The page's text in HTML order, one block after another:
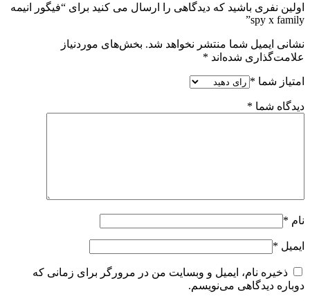
اولین نفری باشید که دیدگاهی را ارسال می کنید برای “فیگور انیمه
spy x family”
نشانی ایمیل شما منتشر نخواهد شد. بخش‌های موردنیاز
علامت‌گذاری شده‌اند *
امتیاز شما *
دیدگاه شما *
نام *
ایمیل *
ذخیره نام، ایمیل و وبسایت من در مرورگر برای زمانی که
دوباره دیدگاهی می‌نویسم.